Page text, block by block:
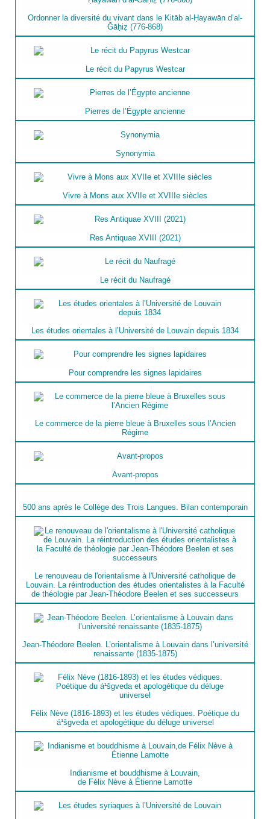
Ordonner la diversité du vivant dans le Kitāb al-Ḥayawān d’al-
Ğāḥiẓ (776-868)
Le récit du Papyrus Westcar
Pierres de l’Égypte ancienne
Synonymia
Vivre à Mons aux XVIIe et XVIIIe siècles
Res Antiquae XVIII (2021)
Le récit du Naufragé
Les études orientales à l’Université de Louvain depuis 1834
Pour comprendre les signes lapidaires
Le commerce de la pierre bleue à Bruxelles sous l’Ancien
Régime
Avant-propos
500 ans après le Collège des Trois Langues. Bilan contemporain
Le renouveau de l'orientalisme à l'Université catholique de
Louvain. La réintroduction des études orientalistes à la Faculté
de théologie par Jean-Théodore Beelen et ses successeurs
Jean-Théodore Beelen. L’orientalisme à Louvain dans l’université
renaissante (1835-1875)
Félix Nève (1816-1893) et les études védiques. Poétique du
á¹šgveda et apologétique du déluge universel
Indianisme et bouddhisme à Louvain,
de Félix Nève à Étienne Lamotte